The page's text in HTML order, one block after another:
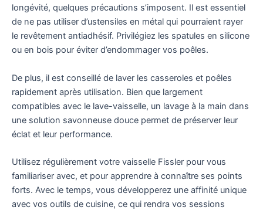
longévité, quelques précautions s’imposent. Il est essentiel
de ne pas utiliser d’ustensiles en métal qui pourraient rayer
le revêtement antiadhésif. Privilégiez les spatules en silicone
ou en bois pour éviter d’endommager vos poêles.
De plus, il est conseillé de laver les casseroles et poêles
rapidement après utilisation. Bien que largement
compatibles avec le lave-vaisselle, un lavage à la main dans
une solution savonneuse douce permet de préserver leur
éclat et leur performance.
Utilisez régulièrement votre vaisselle Fissler pour vous
familiariser avec, et pour apprendre à connaître ses points
forts. Avec le temps, vous développerez une affinité unique
avec vos outils de cuisine, ce qui rendra vos sessions